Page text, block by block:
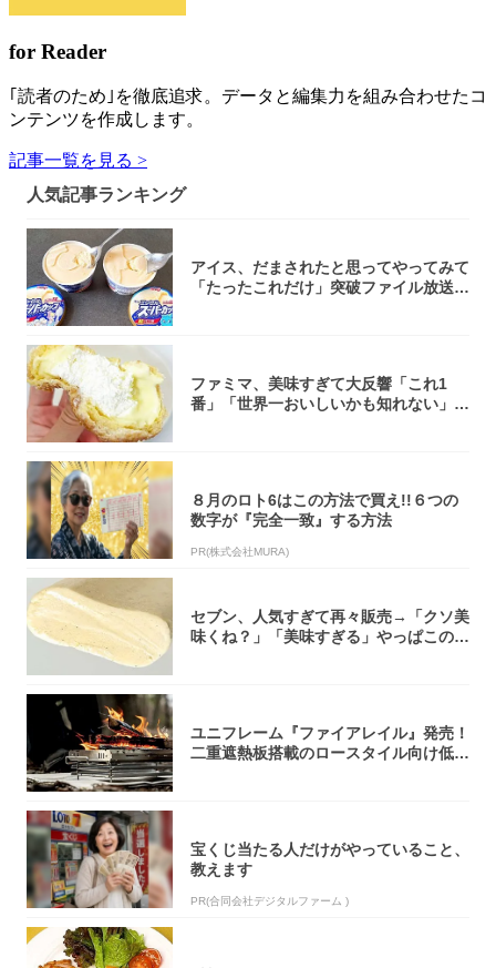
for Reader
｢読者のため｣を徹底追求。データと編集力を組み合わせたコ
ンテンツを作成します。
記事一覧を見る >
人気記事ランキング
アイス、だまされたと思ってやってみて
「たったこれだけ」突破ファイル放送で
ファミマ、美味すぎて大反響「これ1
番」「世界一おいしいかも知れない」
８月のロト6はこの方法で買え!!６つの
数字が『完全一致』する方法
PR(株式会社MURA)
セブン、人気すぎて再々販売→「クソ美
味くね？」「美味すぎる」やっぱこのク
ユニフレーム『ファイアレイル』発売！
二重遮熱板搭載のロースタイル向け低型
宝くじ当たる人だけがやっていること、
教えます
PR(合同会社デジタルファーム )